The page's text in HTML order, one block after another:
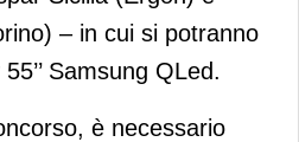
– in cui si potranno
Samsung QLed.
è necessario